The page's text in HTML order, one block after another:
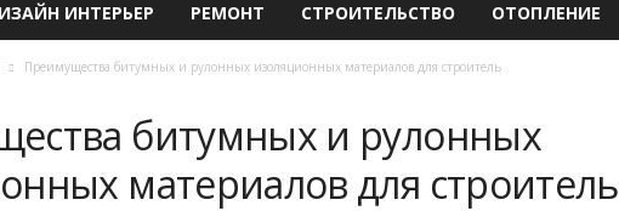
ИНТЕРЬЕР РЕМОНТ СТРОИТЕЛЬСТВО ОТОПЛЕНИЕ
Преимущества битумных и рулонных изоляционных материалов для строитель
битумных и рулонных
материалов для строитель